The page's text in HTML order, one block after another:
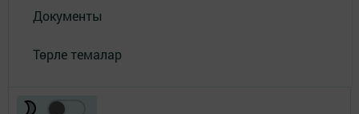
Документы
Төрле темалар